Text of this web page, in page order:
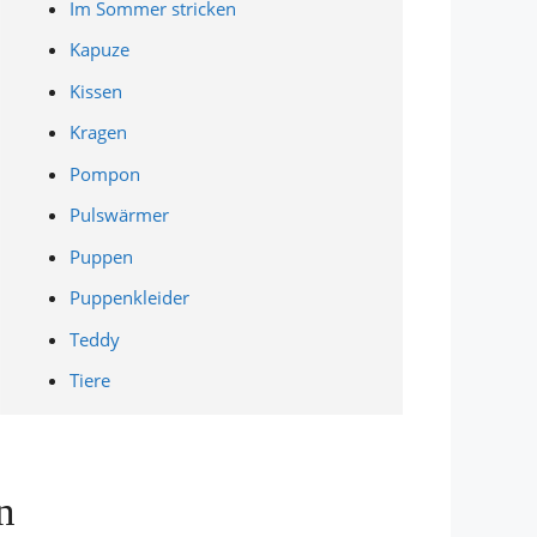
Im Sommer stricken
Kapuze
Kissen
Kragen
Pompon
Pulswärmer
Puppen
Puppenkleider
Teddy
Tiere